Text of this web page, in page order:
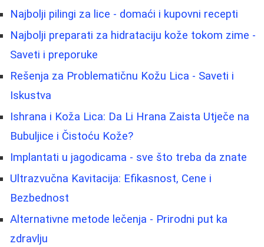
Najbolji pilingi za lice - domaći i kupovni recepti
Najbolji preparati za hidrataciju kože tokom zime -
Saveti i preporuke
Rešenja za Problematičnu Kožu Lica - Saveti i
Iskustva
Ishrana i Koža Lica: Da Li Hrana Zaista Utječe na
Bubuljice i Čistoću Kože?
Implantati u jagodicama - sve što treba da znate
Ultrazvučna Kavitacija: Efikasnost, Cene i
Bezbednost
Alternativne metode lečenja - Prirodni put ka
zdravlju